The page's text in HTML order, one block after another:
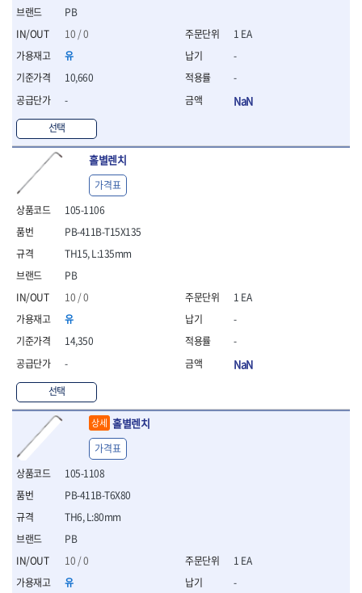
- 육각복스드라이버
- 툴첵플러스
- 조절식렌치
- 볼트세터
- 레이저팁 드라이버
- 라쳇렌치
- 임팩엑스트라롱소켓
- 파워렌치
- 드릴척아답타
- 조인트플러그소켓
- 옵셋렌치
- 소켓홀더
- 클라이밍비트
- 토크아답타
- 비트소켓세트
- 일자비트
- 임팩별비트
- 임팩일자비트
- 임팩포지비트
- 임팩십자비트
- 십자비트
- 임팩별비트소켓
- 임팩XZN비트소켓
- 일자비트소켓
- XZN비트
- 임팩XZN비트
- 사각비트
- 토크드라이버
- 운반가방
PB
10 / 0
유
10,660
-
선택
1 EA
-
-
NaN
홀별렌치
105-1106
PB
10 / 0
유
14,350
-
선택
PB-411B-T15X135
TH15, L:135mm
가격표
1 EA
-
-
NaN
상세 홀별렌치
105-1108
PB
10 / 0
유
PB-411B-T6X80
TH6, L:80mm
가격표
1 EA
-